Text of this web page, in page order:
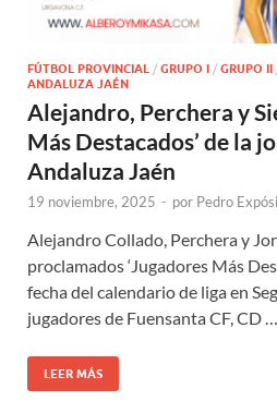
FÚTBOL PROVINCIAL / GRUPO I / GRUPO II
ANDALUZA JAÉN
Alejandro, Perchera y
Más Destacados’ de la
Andaluza Jaén
19 noviembre, 2025 - por Pedro
Alejandro Collado, Perchera y
proclamados ‘Jugadores Más
fecha del calendario de liga en
jugadores de Fuensanta CF, CD …
LEER MÁS